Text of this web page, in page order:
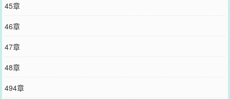
45章
46章
47章
48章
494章